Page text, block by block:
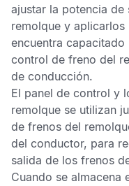
ajustar la potencia
remolque y aplicarlos
encuentra
control de freno del
de conducción.
El panel de control y
remolque se utilizan
de frenos del
del conductor, para
salida de los frenos
Cuando se almacena